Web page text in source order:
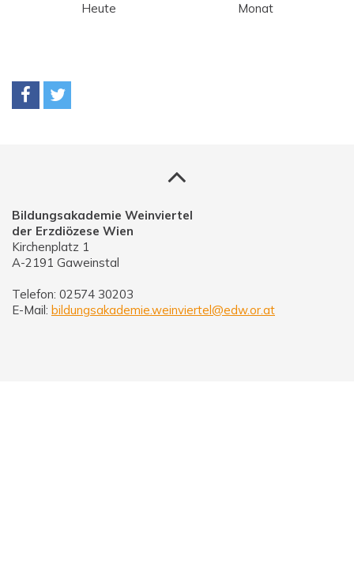
Heute Monat
Bildungsakademie Weinviertel
der Erzdiözese Wien
Kirchenplatz 1
A-2191 Gaweinstal
Telefon: 02574 30203
E-Mail: bildungsakademie.weinviertel@edw.or.at